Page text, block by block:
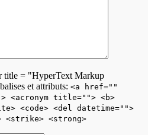
title = "HyperText Markup
et attributs: <a href=""
title=""> <b>
<code> <del datetime="">
<strike> <strong>